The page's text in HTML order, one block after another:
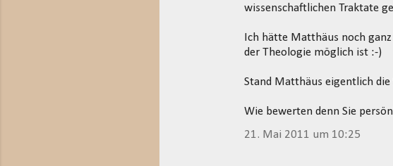
wissenschaftlichen Traktate
Ich hätte Matthäus noch
der Theologie möglich ist :-)
Stand Matthäus eigentlich
Wie bewerten denn Sie
21. Mai 2011 um 10:25